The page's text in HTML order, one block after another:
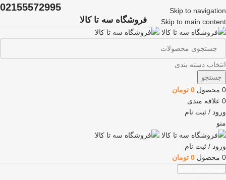
Skip to navigation
Skip to main content
02155572995
فروشگاه سه تا کالا
انتخاب دسته بندی
جستجو
0 محصول 0 تومان
0 علاقه مندی
ورود / ثبت نام
منو
ورود / ثبت نام
0 محصول 0 تومان